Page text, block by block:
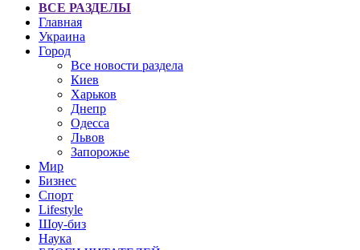
ВСЕ РАЗДЕЛЫ
Главная
Украина
Город
Все новости раздела
Киев
Харьков
Днепр
Одесса
Львов
Запорожье
Мир
Бизнес
Спорт
Lifestyle
Шоу-биз
Наука